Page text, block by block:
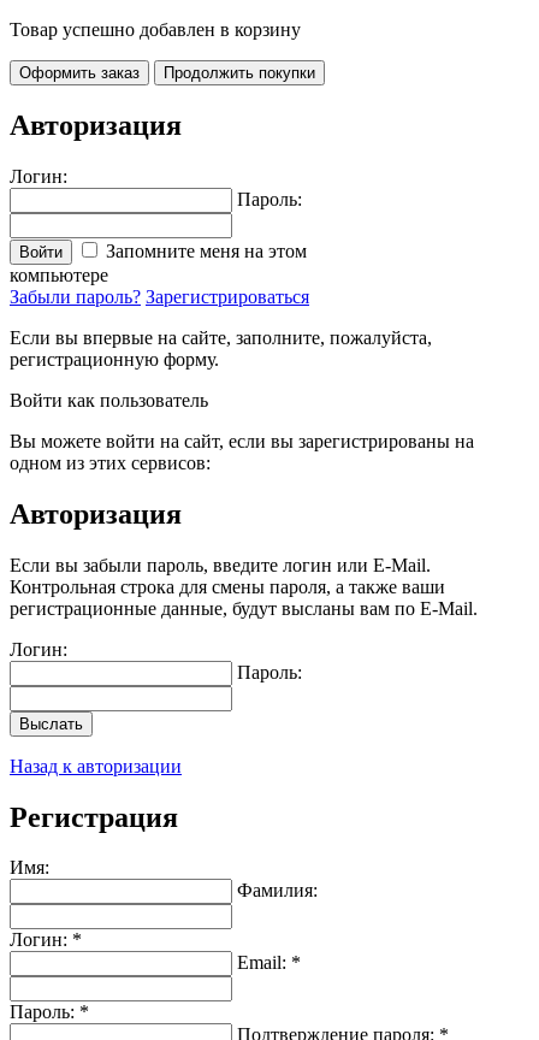
Товар успешно добавлен в корзину
Оформить заказ Продолжить покупки
Авторизация
Логин:
Пароль:
Войти
Запомните меня на этом
компьютере
Забыли пароль? Зарегистрироваться
Если вы впервые на сайте, заполните, пожалуйста,
регистрационную форму.
Войти как пользователь
Вы можете войти на сайт, если вы зарегистрированы на
одном из этих сервисов:
Авторизация
Если вы забыли пароль, введите логин или E-Mail.
Контрольная строка для смены пароля, а также ваши
регистрационные данные, будут высланы вам по E-Mail.
Логин:
Пароль:
Выслать
Назад к авторизации
Регистрация
Имя:
Фамилия:
Логин: *
Email: *
Пароль: *
Подтверждение пароля: *